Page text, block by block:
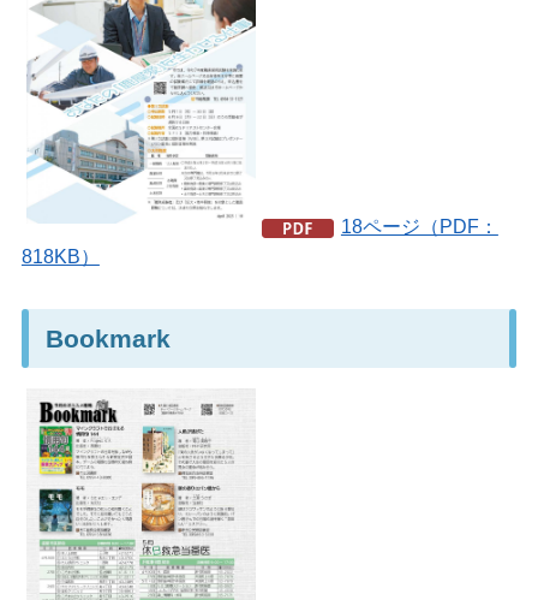
18ページ（PDF：
818KB）
Bookmark